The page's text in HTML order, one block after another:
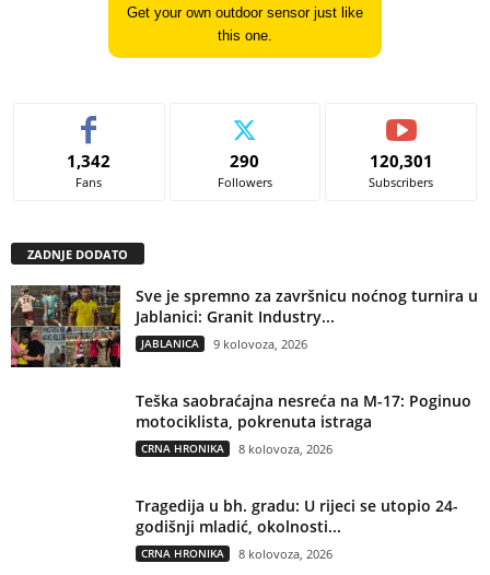
Get your own outdoor sensor just like
this one.
1,342
Fans
290
Followers
120,301
Subscribers
ZADNJE DODATO
Sve je spremno za završnicu noćnog turnira u
Jablanici: Granit Industry...
JABLANICA 9 kolovoza, 2026
Teška saobraćajna nesreća na M-17: Poginuo
motociklista, pokrenuta istraga
CRNA HRONIKA 8 kolovoza, 2026
Tragedija u bh. gradu: U rijeci se utopio 24-
godišnji mladić, okolnosti...
CRNA HRONIKA 8 kolovoza, 2026